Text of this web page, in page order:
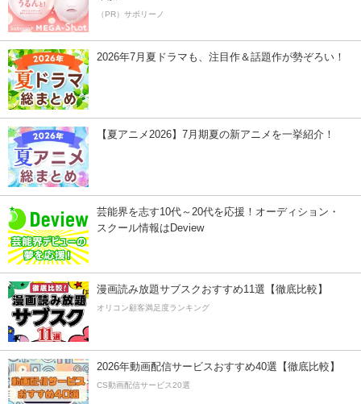
（PR）サボリーノ
2026年7月夏ドラマも、注目作＆話題作が勢ぞろい！
【夏アニメ2026】7月期夏の新アニメを一挙紹介！
芸能界を志す10代～20代を応援！オーディション・
スクール情報はDeview
漫画読み放題サブスクおすすめ11選【徹底比較】
オリコン顧客満足度ランキング
2026年動画配信サービスおすすめ40選【徹底比較】
CS動画配信サービス20選